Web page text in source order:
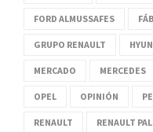
FORD ALMUSSAFES
GRUPO RENAULT
MERCADO MERCEDES
OPEL OPINIÓN
RENAULT RENAULT